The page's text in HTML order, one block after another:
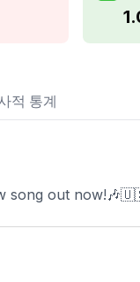
적 통계
song out